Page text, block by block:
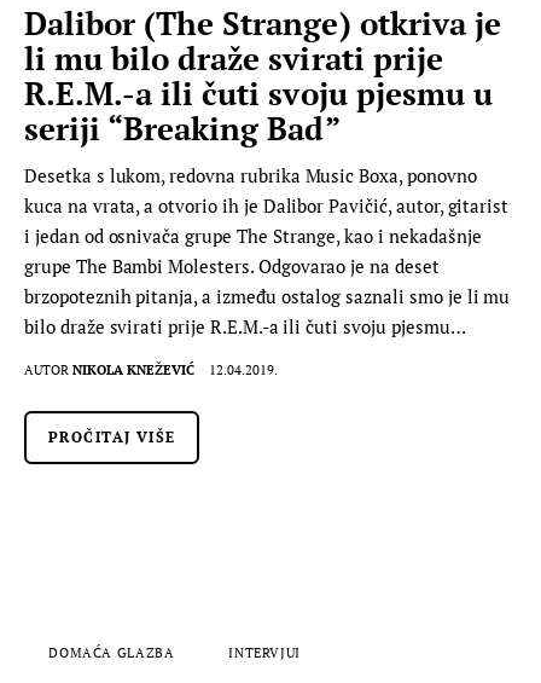
FILM
MUSIC BOX
Dalibor (The Strange) otkriva je
li mu bilo draže svirati prije
R.E.M.-a ili čuti svoju pjesmu u
seriji “Breaking Bad”
Desetka s lukom, redovna rubrika Music Boxa, ponovno
kuca na vrata, a otvorio ih je Dalibor Pavičić, autor, gitarist
i jedan od osnivača grupe The Strange, kao i nekadašnje
grupe The Bambi Molesters. Odgovarao je na deset
brzopoteznih pitanja, a između ostalog saznali smo je li mu
bilo draže svirati prije R.E.M.-a ili čuti svoju pjesmu…
AUTOR NIKOLA KNEŽEVIĆ 12.04.2019.
PROČITAJ VIŠE
DOMAĆA GLAZBA INTERVJUI